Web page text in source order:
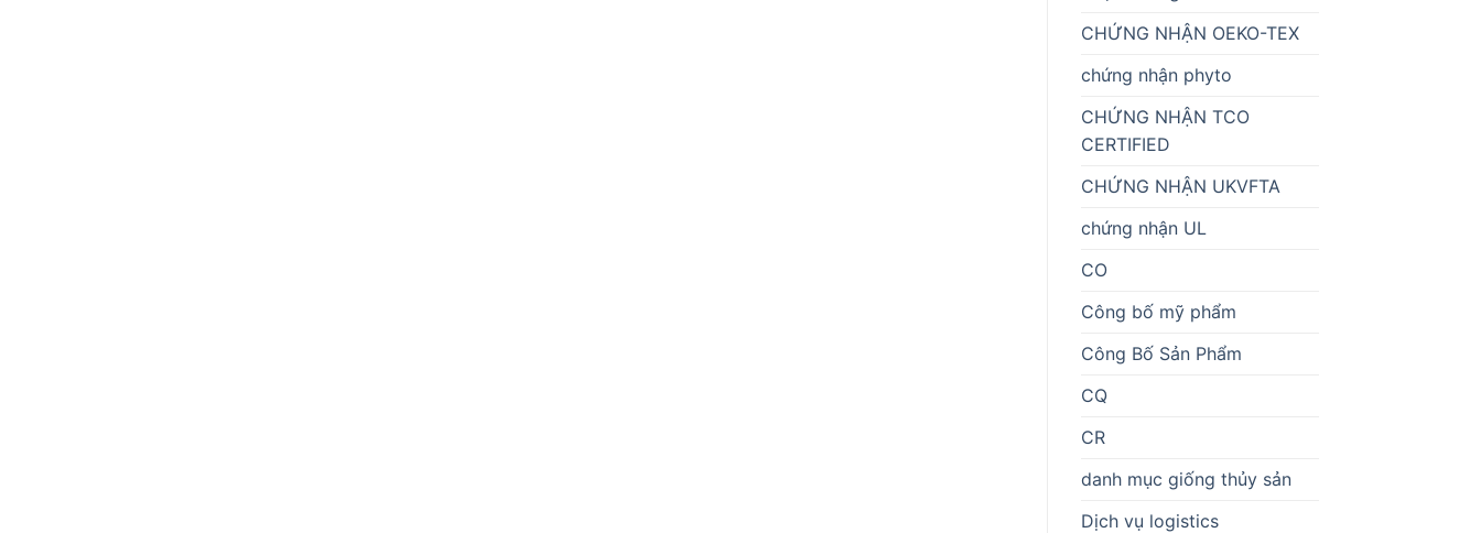
CHỨNG NHẬN OEKO-TEX
chứng nhận phyto
CHỨNG NHẬN TCO
CERTIFIED
CHỨNG NHẬN UKVFTA
chứng nhận UL
CO
Công bố mỹ phẩm
Công Bố Sản Phẩm
CQ
CR
danh mục giống thủy sản
Dịch vụ logistics